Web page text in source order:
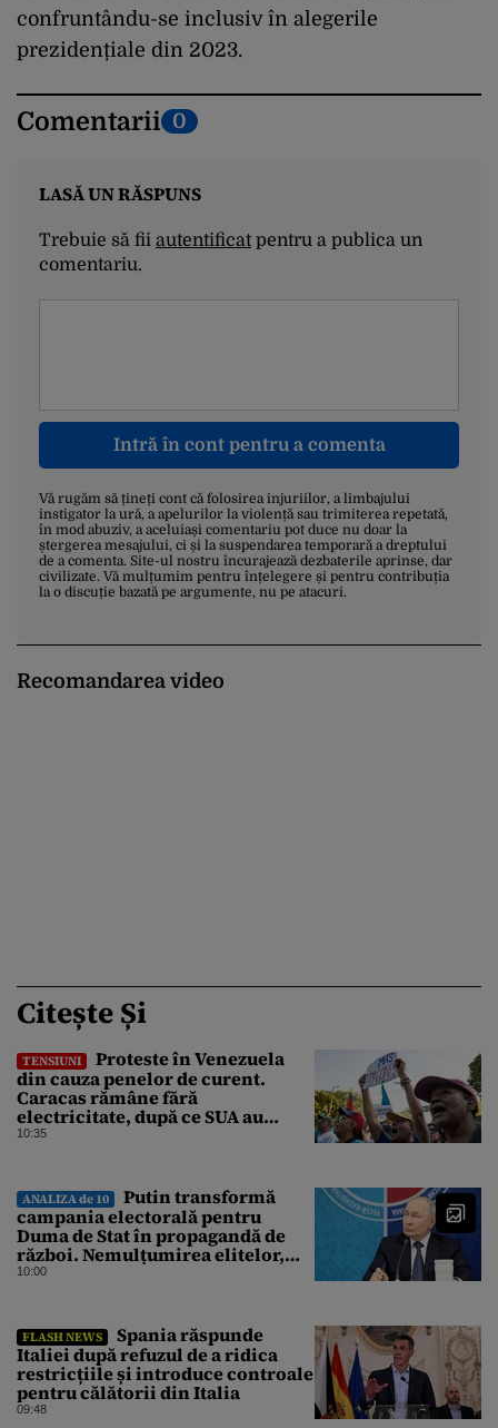
confruntându-se inclusiv în alegerile
prezidențiale din 2023.
Comentarii 0
LASĂ UN RĂSPUNS
Trebuie să fii autentificatpentru a publica un
comentariu.
Intră în cont pentru a comenta
Vă rugăm să țineți cont că folosirea injuriilor, a limbajului
instigator la ură, a apelurilor la violență sau trimiterea repetată,
în mod abuziv, a aceluiași comentariu pot duce nu doar la
ștergerea mesajului, ci și la suspendarea temporară a dreptului
de a comenta. Site-ul nostru încurajează dezbaterile aprinse, dar
civilizate. Vă mulțumim pentru înțelegere și pentru contribuția
la o discuție bazată pe argumente, nu pe atacuri.
Recomandarea video
Citește Și
TENSIUNI
Proteste în Venezuela
din cauza penelor de curent.
Caracas rămâne fără
electricitate, după ce SUA au
promis modernizarea rețelei
10:35
ANALIZA de 10
Putin transformă
campania electorală pentru
Duma de Stat în propagandă de
război. Nemulțumirea elitelor,
tratată cu indiferență la Kremlin
10:00
FLASH NEWS
Spania răspunde
Italiei după refuzul de a ridica
restricțiile și introduce controale
pentru călătorii din Italia
09:48